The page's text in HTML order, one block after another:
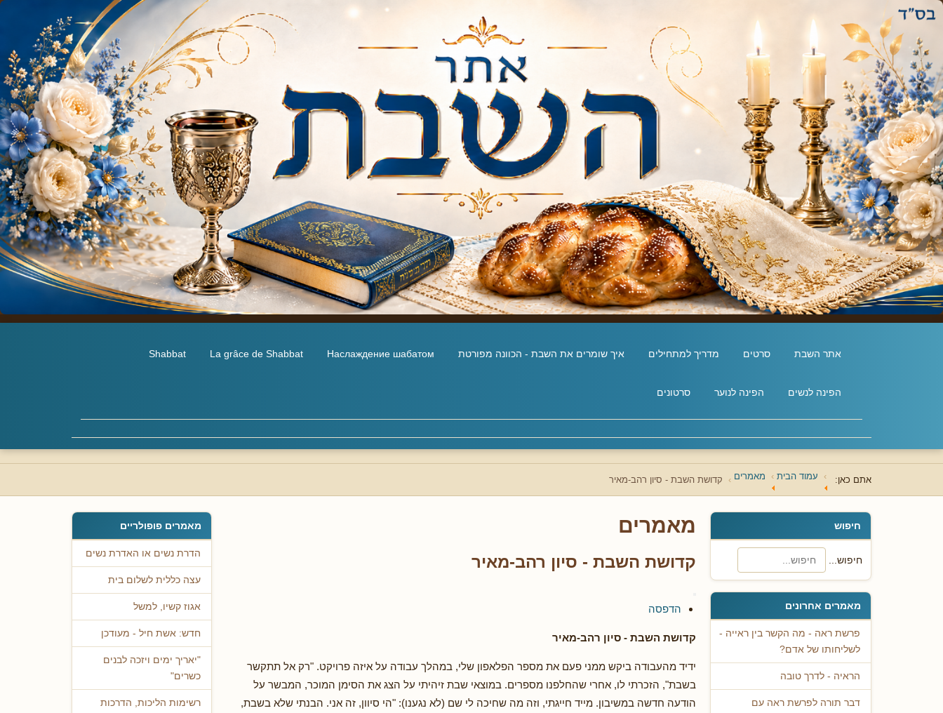
אתר השבת סרטים מדריך למתחילים איך שומרים את השבת - הכוונה מפורטת Наслаждение шабатом
La grâce de Shabbat
Shabbat
הפינה לנשים הפינה לנוער סרטונים
אתם כאן: עמוד הבית מאמרים קדושת השבת - סיון רהב-מאיר
חיפוש
חיפוש...
מאמרים אחרונים
פרשת ראה - מה הקשר בין ראייה -
לשליחותו של אדם?
הראיה - לדרך טובה
דבר תורה לפרשת ראה עם
מאמרים
קדושת השבת - סיון רהב-מאיר
הדפסה
קדושת השבת - סיון רהב-מאיר
ידיד מהעבודה ביקש ממני פעם את מספר הפלאפון שלי, במהלך עבודה על איזה פרויקט. "רק אל תתקשר
בשבת", הזכרתי לו, אחרי שהחלפנו מספרים. במוצאי שבת זיהיתי על הצג את הסימן המוכר, המבשר על
הודעה חדשה במשיבון. מייד חייגתי, וזה מה שחיכה לי שם (לא נגענו): "הי סיוון, זה אני. הבנתי שלא בשבת,
מאמרים פופולריים
הדרת נשים או האדרת נשים
עצה כללית לשלום בית
אגוז קשיו, למשל
חדש: אשת חיל - מעודכן
"יאריך ימים ויזכה לבנים
כשרים"
רשימות הליכות, הדרכות